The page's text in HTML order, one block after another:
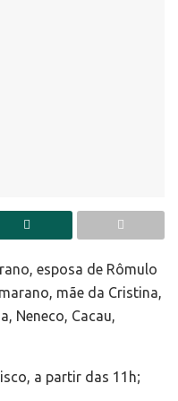
esposa de Rômulo
mãe da Cristina,
Neneco, Cacau,
a partir das 11h;